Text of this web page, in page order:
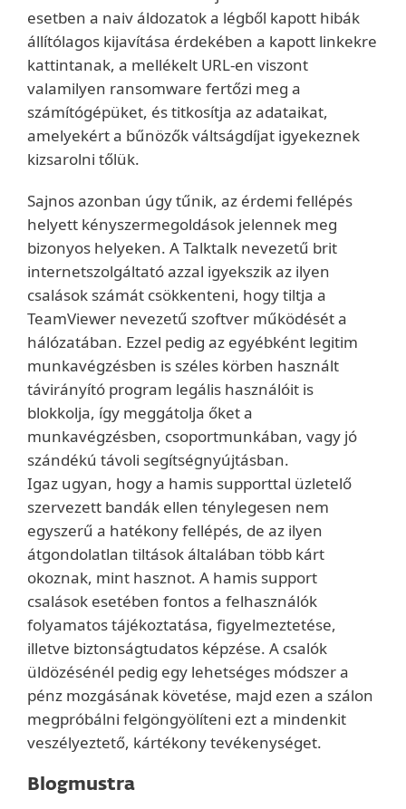
esetben a naiv áldozatok a légből kapott hibák
állítólagos kijavítása érdekében a kapott linkekre
kattintanak, a mellékelt URL-en viszont
valamilyen ransomware fertőzi meg a
számítógépüket, és titkosítja az adataikat,
amelyekért a bűnözők váltságdíjat igyekeznek
kizsarolni tőlük.
Sajnos azonban úgy tűnik, az érdemi fellépés
helyett kényszermegoldások jelennek meg
bizonyos helyeken. A Talktalk nevezetű brit
internetszolgáltató azzal igyekszik az ilyen
csalások számát csökkenteni, hogy tiltja a
TeamViewer nevezetű szoftver működését a
hálózatában. Ezzel pedig az egyébként legitim
munkavégzésben is széles körben használt
távirányító program legális használóit is
blokkolja, így meggátolja őket a
munkavégzésben, csoportmunkában, vagy jó
szándékú távoli segítségnyújtásban.
Igaz ugyan, hogy a hamis supporttal üzletelő
szervezett bandák ellen ténylegesen nem
egyszerű a hatékony fellépés, de az ilyen
átgondolatlan tiltások általában több kárt
okoznak, mint hasznot. A hamis support
csalások esetében fontos a felhasználók
folyamatos tájékoztatása, figyelmeztetése,
illetve biztonságtudatos képzése. A csalók
üldözésénél pedig egy lehetséges módszer a
pénz mozgásának követése, majd ezen a szálon
megpróbálni felgöngyölíteni ezt a mindenkit
veszélyeztető, kártékony tevékenységet.
Blogmustra